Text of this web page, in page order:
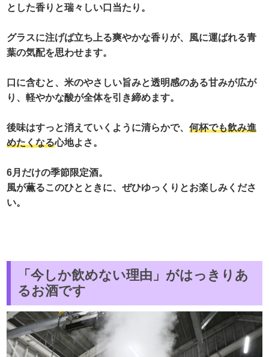
とした香りと瑞々しい口当たり。
グラスに注げば立ち上る爽やかな香りが、風に運ばれる青
葉の気配を思わせます。
口に含むと、米のやさしい旨みと透明感のある甘みが広が
り、軽やかな酸が全体を引き締めます。
後味はすっと消えていくように清らかで、何杯でも飲み進
めたくなる心地よさ。
6月だけの季節限定酒。
風が薫るこのひとときに、ぜひゆっくりとお楽しみくださ
い。
「今しか飲めない理由」がはっきりあ
るお酒です